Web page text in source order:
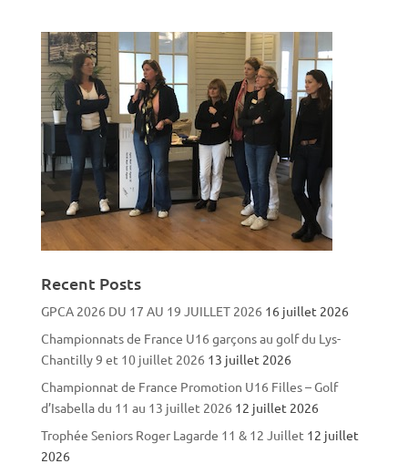
Recent Posts
GPCA 2026 DU 17 AU 19 JUILLET 2026 16 juillet 2026
Championnats de France U16 garçons au golf du Lys-
Chantilly 9 et 10 juillet 2026 13 juillet 2026
Championnat de France Promotion U16 Filles – Golf
d’Isabella du 11 au 13 juillet 2026 12 juillet 2026
Trophée Seniors Roger Lagarde 11 & 12 Juillet 12 juillet
2026